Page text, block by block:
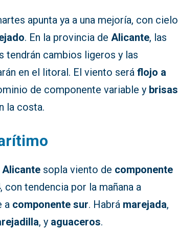
apunta ya a una mejoría, con cielo
. En la provincia deAlicante, las
tendrán cambios ligeros y las
en el litoral. El viento seráflojo a
de componente variable y brisas
la costa.
Alicante sopla viento de componente
, con tendencia por la mañana a
a componente sur. Habrá marejada,
, y aguaceros.